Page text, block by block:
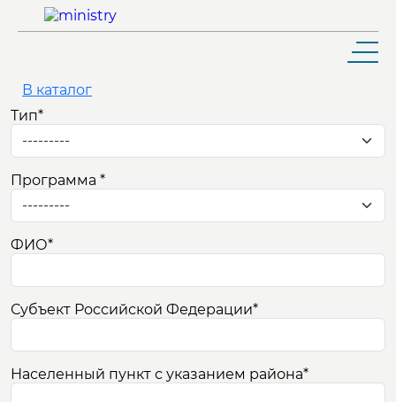
ШКОЛЬНИКУ И АБИТУРИЕНТУ
ОБУЧАЮЩЕМУСЯ
ВЫПУСКНИКУ
РАБОТНИКУ
В каталог
Тип*
Программа *
ФИО*
Субъект Российской Федерации*
Населенный пункт с указанием района*